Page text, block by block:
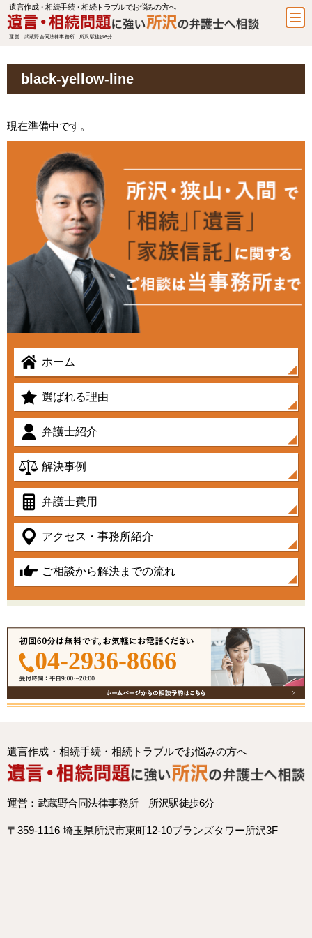
遺言作成・相続手続・相続トラブルでお悩みの方へ
運営：武蔵野合同法律事務所 所沢駅徒歩6分
black-yellow-line
現在準備中です。
ホーム
選ばれる理由
弁護士紹介
解決事例
弁護士費用
アクセス・事務所紹介
ご相談から解決までの流れ
04-2936-8666
遺言作成・相続手続・相続トラブルでお悩みの方へ
運営：武蔵野合同法律事務所 所沢駅徒歩6分
〒359-1116 埼玉県所沢市東町12-10ブランズタワー所沢3F